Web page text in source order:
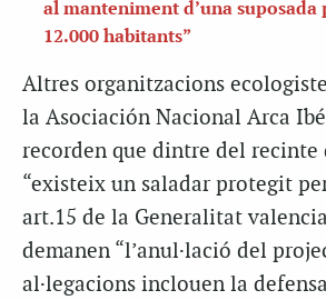
al manteniment d’una suposada
12.000 habitants”
Altres organitzacions
la Asociación Nacional Arca
recorden que dintre del recinte
“existeix un saladar protegit
art.15 de la Generalitat
demanen “l’anul·lació del
al·legacions inclouen la